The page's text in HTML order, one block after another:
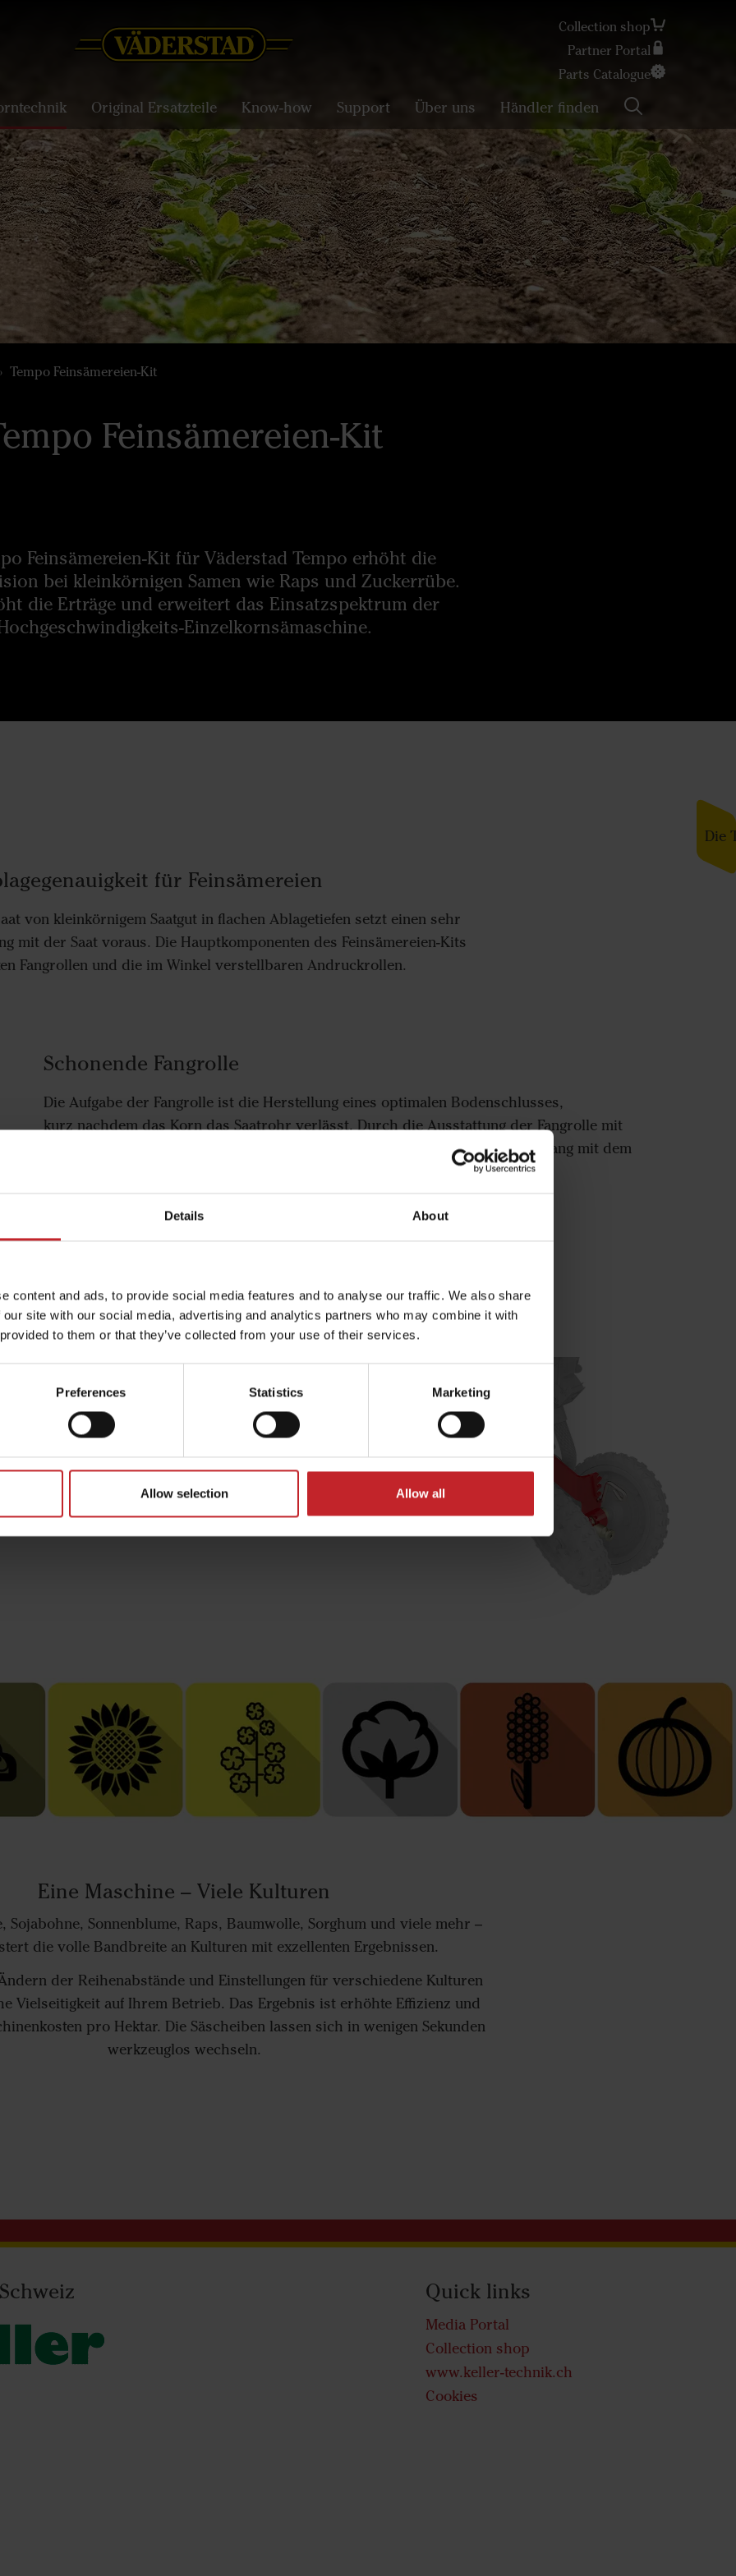
Details About
content and ads, to provide social media features and to analyse our traffic. We also share
site with our social media, advertising and analytics partners who may combine it with
to them or that they’ve collected from your use of their services.
Preferences Statistics Marketing
Allow selection Allow all
Collection shop
Partner Portal
Parts Catalogue
Original Ersatzteile Know-how Support Über uns Händler finden
Tempo Feinsämereien-Kit
Feinsämereien-Kit
Feinsämereien-Kit für Väderstad Tempo erhöht die
bei kleinkörnigen Samen wie Raps und Zuckerrübe.
die Erträge und erweitert das Einsatzspektrum der
Einzelkornsämaschine.
für Feinsämereien
von kleinkörnigem Saatgut in flachen Ablagetiefen setzt einen sehr
mit der Saat voraus. Die Hauptkomponenten des Feinsämereien-Kits
Fangrollen und die im Winkel verstellbaren Andruckrollen.
Schonende Fangrolle
Die Aufgabe der Fangrolle ist die Herstellung eines optimalen Bodenschlusses,
kurz nachdem das Korn das Saatrohr verlässt. Durch die Ausstattung der Fangrolle mit
einer Feder wird eine genauer Bodenanpassung und einem schonenden Umgang mit dem
Saatgut erreicht. Dies ist bei flach gepflanzten Feinsämereien von Vorteil.
bei flacher Ablagetiefe kann der Winkel des
Eine Maschine – Viele Kulturen
Sojabohne, Sonnenblume, Raps, Baumwolle, Sorghum und viele mehr –
die volle Bandbreite an Kulturen mit exzellenten Ergebnissen.
der Reihenabstände und Einstellungen für verschiedene Kulturen
Vielseitigkeit auf Ihrem Betrieb. Das Ergebnis ist erhöhte Effizienz und
pro Hektar. Die Säscheiben lassen sich in wenigen Sekunden
werkzeuglos wechseln.
Die
Quick links
Media Portal
Collection shop
www.keller-technik.ch
Cookies